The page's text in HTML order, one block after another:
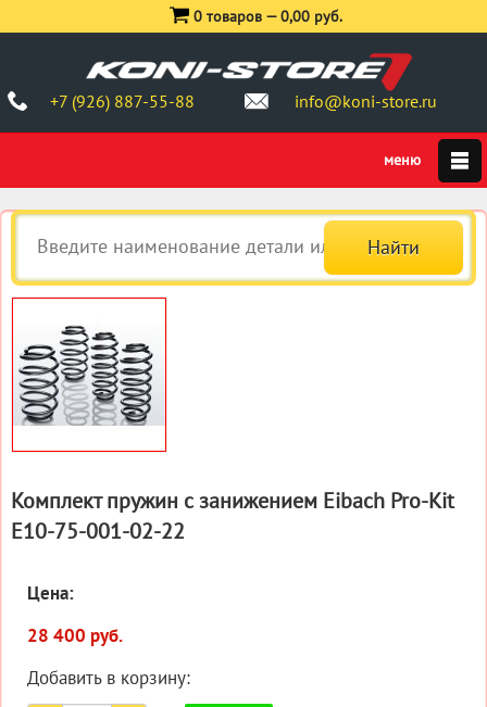
+7 (926) 887-55-88 info@koni-store.ru
0 товаров —0,00 руб.
Комплект пружин с занижением Eibach Pro-Kit
E10-75-001-02-22
Цена:
28 400 руб.
Добавить в корзину: